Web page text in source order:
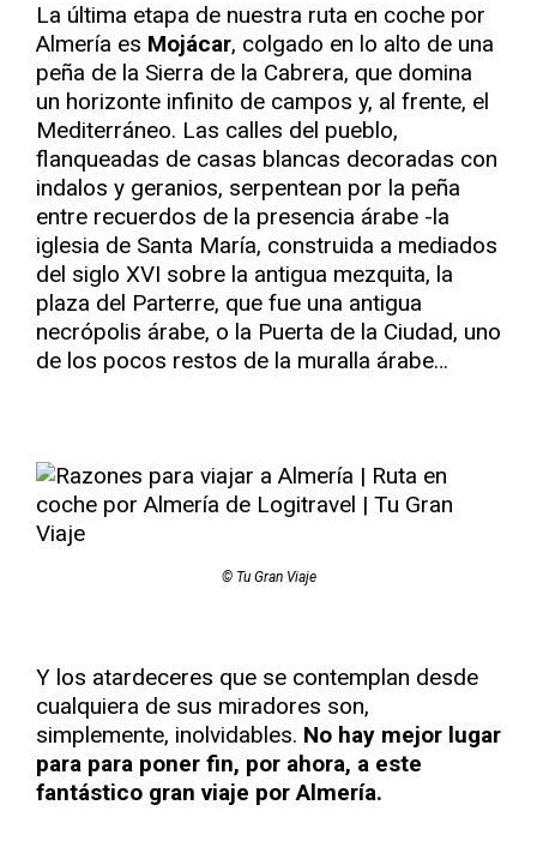
La última etapa de nuestra ruta en coche por
Almería es Mojácar, colgado en lo alto de una
peña de la Sierra de la Cabrera, que domina
un horizonte infinito de campos y, al frente, el
Mediterráneo. Las calles del pueblo,
flanqueadas de casas blancas decoradas con
indalos y geranios, serpentean por la peña
entre recuerdos de la presencia árabe -la
iglesia de Santa María, construida a mediados
del siglo XVI sobre la antigua mezquita, la
plaza del Parterre, que fue una antigua
necrópolis árabe, o la Puerta de la Ciudad, uno
de los pocos restos de la muralla árabe…
© Tu Gran Viaje
Y los atardeceres que se contemplan desde
cualquiera de sus miradores son,
simplemente, inolvidables. No hay mejor lugar
para para poner fin, por ahora, a este
fantástico gran viaje por Almería.